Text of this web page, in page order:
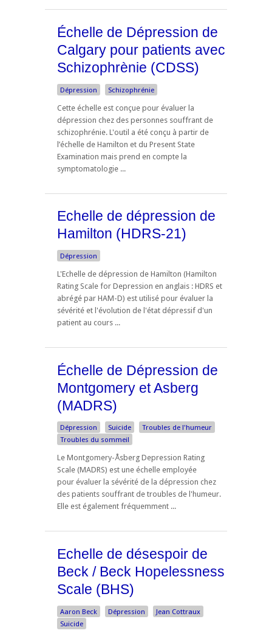
Échelle de Dépression de
Calgary pour patients avec
Schizophrènie (CDSS)
Dépression Schizophrénie
Cette échelle est conçue pour évaluer la
dépression chez des personnes souffrant de
schizophrénie. L'outil a été conçu à partir de
l’échelle de Hamilton et du Present State
Examination mais prend en compte la
symptomatologie ...
Echelle de dépression de
Hamilton (HDRS-21)
Dépression
L'Echelle de dépression de Hamilton (Hamilton
Rating Scale for Depression en anglais : HDRS et
abrégé par HAM-D) est utilisé pour évaluer la
sévérité et l'évolution de l'état dépressif d'un
patient au cours ...
Échelle de Dépression de
Montgomery et Asberg
(MADRS)
Dépression Suicide
Troubles de l'humeur
Troubles du sommeil
Le Montgomery-Åsberg Depression Rating
Scale (MADRS) est une échelle employée
pour évaluer la sévérité de la dépression chez
des patients souffrant de troubles de l'humeur.
Elle est également fréquemment ...
Echelle de désespoir de
Beck / Beck Hopelessness
Scale (BHS)
Aaron Beck Dépression
Jean Cottraux
Suicide